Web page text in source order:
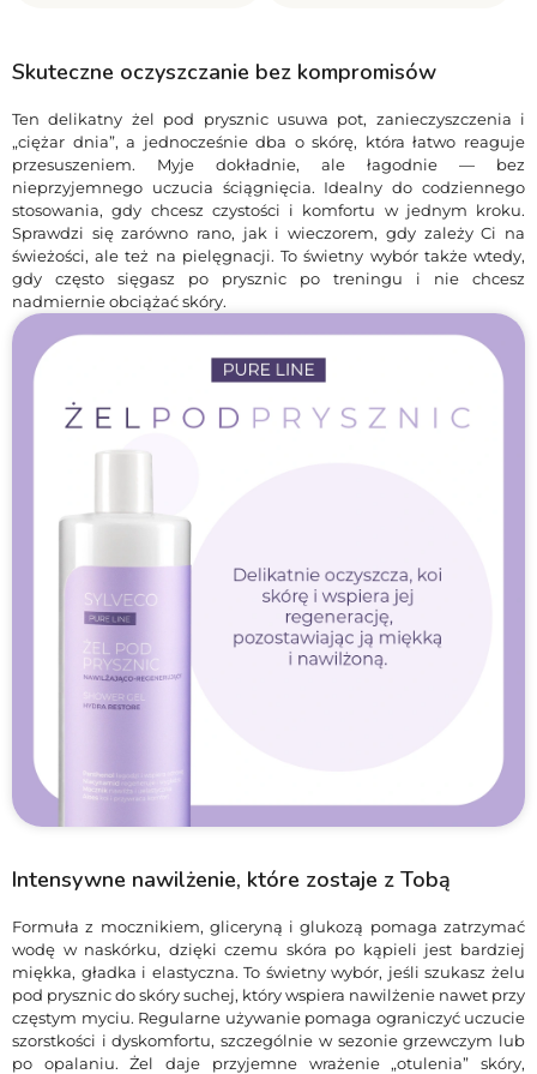
Skuteczne oczyszczanie bez kompromisów
Ten delikatny żel pod prysznic usuwa pot, zanieczyszczenia i
„ciężar dnia”, a jednocześnie dba o skórę, która łatwo reaguje
przesuszeniem. Myje dokładnie, ale łagodnie — bez
nieprzyjemnego uczucia ściągnięcia. Idealny do codziennego
stosowania, gdy chcesz czystości i komfortu w jednym kroku.
Sprawdzi się zarówno rano, jak i wieczorem, gdy zależy Ci na
świeżości, ale też na pielęgnacji. To świetny wybór także wtedy,
gdy często sięgasz po prysznic po treningu i nie chcesz
nadmiernie obciążać skóry.
Intensywne nawilżenie, które zostaje z Tobą
Formuła z mocznikiem, gliceryną i glukozą pomaga zatrzymać
wodę w naskórku, dzięki czemu skóra po kąpieli jest bardziej
miękka, gładka i elastyczna. To świetny wybór, jeśli szukasz żelu
pod prysznic do skóry suchej, który wspiera nawilżenie nawet przy
częstym myciu. Regularne używanie pomaga ograniczyć uczucie
szorstkości i dyskomfortu, szczególnie w sezonie grzewczym lub
po opalaniu. Żel daje przyjemne wrażenie „otulenia” skóry,